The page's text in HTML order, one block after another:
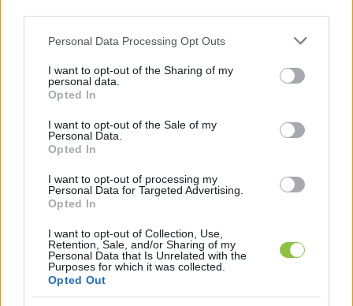
Please note that this website/app uses one or more Google
not limited to your visit or usage behaviour. You may click to
grant or deny consent to Google and its third-party tags to
use your data for below specified purposes in below Google
consent section.
Personal Data Processing Opt Outs
I want to opt-out of the Sharing of my
personal data.
Opted In
I want to opt-out of the Sale of my
Personal Data.
Opted In
I want to opt-out of processing my
Personal Data for Targeted Advertising.
Opted In
I want to opt-out of Collection, Use,
Retention, Sale, and/or Sharing of my
Personal Data that Is Unrelated with the
Purposes for which it was collected.
Opted Out
Fotó: Képernyőkivágás, Sipos László Facebook
A Fideszesek legtöbbször Cseh Tamás
képviselő-jelölt posztját osztották meg.
Laczkó-Zsámboki Angéla (Fidesz-KDNP) a
Magyar Péterrel szembeni balhéja óta a